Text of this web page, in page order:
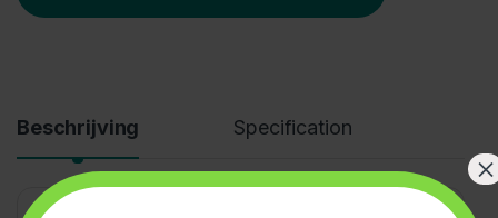
Beschrijving Specification
×